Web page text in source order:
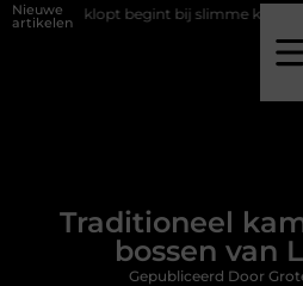
Nieuwe
artikelen
begint bij slimme keuzes Waarom
Traditioneel
bossen van
Gepubliceerd Door